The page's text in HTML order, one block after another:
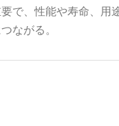
で、性能や寿命、用
ながる。